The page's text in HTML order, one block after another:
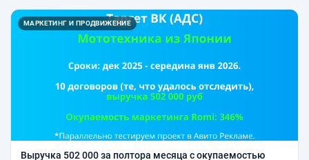
МАРКЕТИНГ И ПРОДВИЖЕНИЕ
Выручка 502 000 за полтора месяца с окупаемостью